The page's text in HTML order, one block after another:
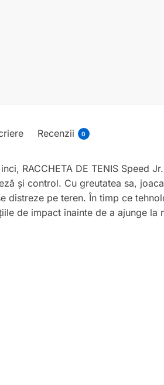
Recenzii 0
RACCHETA DE TENIS Speed
și control. Cu greutatea sa,
pe teren. În timp ce
de impact înainte de a ajunge la